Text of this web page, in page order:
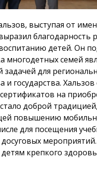
выступая от
благодарность
детей. Он
многодетных семей
для
и государства.
на
доброй традицией,
повышению
для посещения
крепкого